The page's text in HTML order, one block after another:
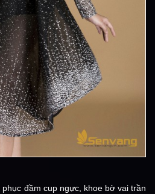
đầm cup ngực, khoe bờ vai trần